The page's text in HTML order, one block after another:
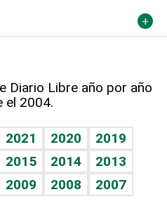
Diario Libre año por año
el 2004.
2021 2020
2019
2015 2014
2013
2009 2008
2007